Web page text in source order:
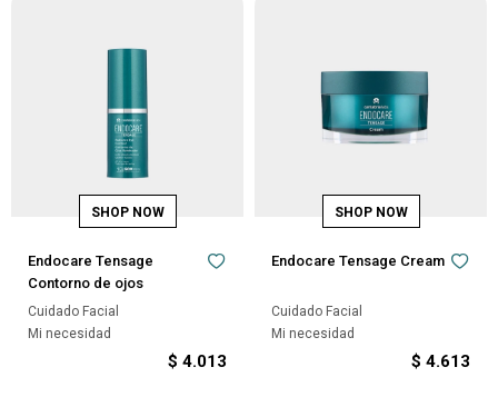
Endocare Tensage
Contorno de ojos
Cuidado Facial
Mi necesidad
$ 4.013
Endocare Tensage Cream
Cuidado Facial
Mi necesidad
$ 4.613